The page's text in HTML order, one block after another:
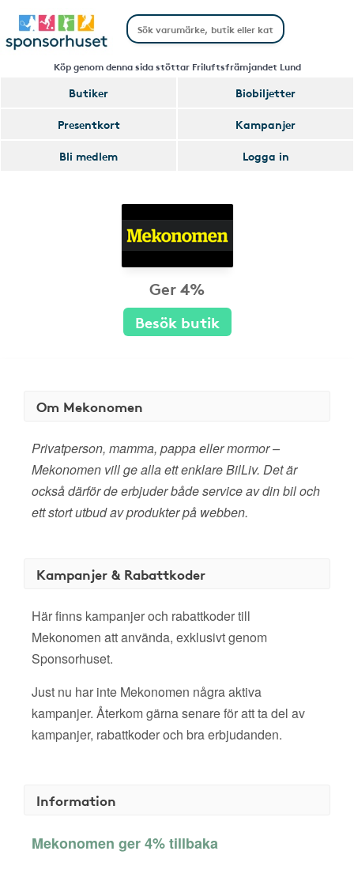
Köp genom denna sida stöttar Friluftsfrämjandet Lund
Butiker
Biobiljetter
Presentkort
Kampanjer
Bli medlem
Logga in
Ger 4%
Besök butik
Om Mekonomen
Privatperson, mamma, pappa eller mormor –
Mekonomen vill ge alla ett enklare BilLiv. Det är
också därför de erbjuder både service av din bil och
ett stort utbud av produkter på webben.
Kampanjer & Rabattkoder
Här finns kampanjer och rabattkoder till
Mekonomen att använda, exklusivt genom
Sponsorhuset.
Just nu har inte Mekonomen några aktiva
kampanjer. Återkom gärna senare för att ta del av
kampanjer, rabattkoder och bra erbjudanden.
Information
Mekonomen ger 4% tillbaka